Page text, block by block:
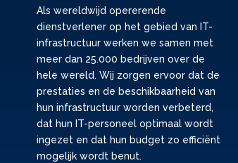
Als wereldwijd opererende
dienstverlener op het gebied van IT-
infrastructuur werken we samen met
meer dan 25.000 bedrijven over de
hele wereld. Wij zorgen ervoor dat de
prestaties en de beschikbaarheid van
hun infrastructuur worden verbeterd,
dat hun IT-personeel optimaal wordt
ingezet en dat hun budget zo efficiënt
mogelijk wordt benut.